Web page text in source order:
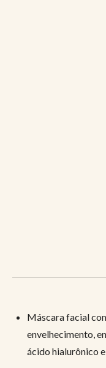
Máscara facial
envelhecimento,
ácido hialurônico